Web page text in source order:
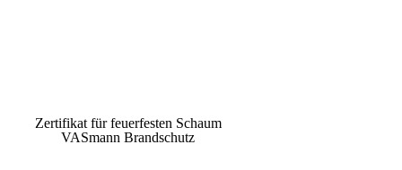
Zertifikat für feuerfesten Schaum
VASmann Brandschutz